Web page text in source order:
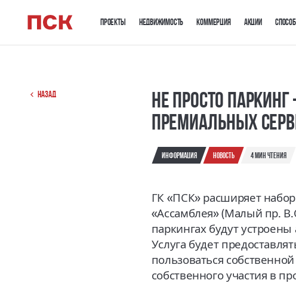
Проекты Недвижимость Коммерция Акции
Назад
Не просто
премиальных
информация новость 4 мин чтения
ГК «ПСК» расширяет
«Ассамблея» (Малый пр.
паркингах будут
Услуга будет
пользоваться
собственного участия в